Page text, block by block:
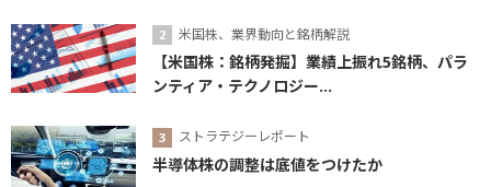
米国株、業界動向と銘柄解説
【米国株：銘柄発掘】業績上振れ5銘柄、パラ
ンティア・テクノロジー...
ストラテジーレポート
半導体株の調整は底値をつけたか